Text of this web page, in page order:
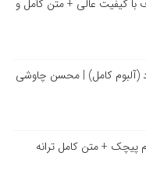
با کیفیت عالی + متن کامل و
(آلبوم کامل) | محسن چاوشی
پیچک + متن کامل ترانه